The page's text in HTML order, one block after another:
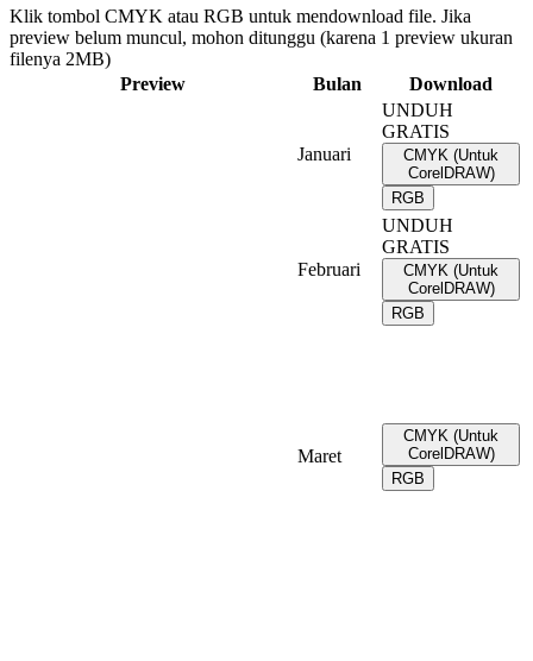
Klik tombol CMYK atau RGB untuk mendownload file. Jika
preview belum muncul, mohon ditunggu (karena 1 preview ukuran
filenya 2MB)
Preview
Bulan Download
Januari
UNDUH
GRATIS
CMYK (Untuk
CorelDRAW)
RGB
Februari
UNDUH
GRATIS
CMYK (Untuk
CorelDRAW)
RGB
Maret
CMYK (Untuk
CorelDRAW)
RGB